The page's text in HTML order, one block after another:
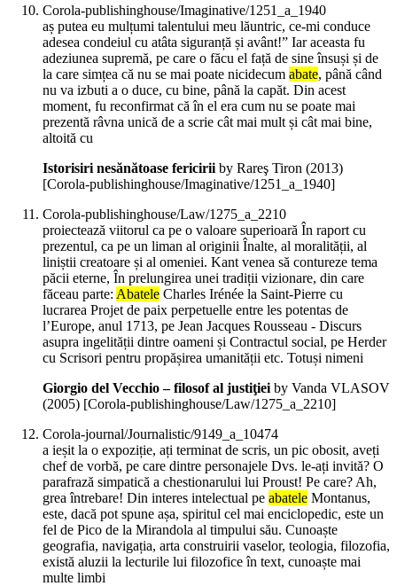
Corola-publishinghouse/Imaginative/1251_a_1940
aș putea eu mulțumi talentului meu lăuntric, ce-mi conduce
adesea condeiul cu atâta siguranță și avânt!” Iar aceasta fu
adeziunea supremă, pe care o făcu el față de sine însuși și de
la care simțea că nu se mai poate nicidecum abate, până când
nu va izbuti a o duce, cu bine, până la capăt. Din acest
moment, fu reconfirmat că în el era cum nu se poate mai
prezentă râvna unică de a scrie cât mai mult și cât mai bine,
altoită cu
Istorisiri nesănătoase fericiriiby Rareş Tiron (2013)
[Corola-publishinghouse/Imaginative/1251_a_1940]
Corola-publishinghouse/Law/1275_a_2210
proiectează viitorul ca pe o valoare superioară În raport cu
prezentul, ca pe un liman al originii Înalte, al moralității, al
liniștii creatoare și al omeniei. Kant venea să contureze tema
păcii eterne, În prelungirea unei tradiții vizionare, din care
făceau parte: Abatele Charles Irénée la Saint-Pierre cu
lucrarea Projet de paix perpetuelle entre les potentas de
l’Europe, anul 1713, pe Jean Jacques Rousseau - Discurs
asupra ingelității dintre oameni și Contractul social, pe Herder
cu Scrisori pentru propășirea umanității etc. Totuși nimeni
Giorgio del Vecchio – filosof al justiţieiby Vanda VLASOV
(2005) [Corola-publishinghouse/Law/1275_a_2210]
Corola-journal/Journalistic/9149_a_10474
a ieșit la o expoziție, ați terminat de scris, un pic obosit, aveți
chef de vorbă, pe care dintre personajele Dvs. le-ați invită? O
parafrază simpatică a chestionarului lui Proust! Pe care? Ah,
grea întrebare! Din interes intelectual pe abatele Montanus,
este, dacă pot spune așa, spiritul cel mai enciclopedic, este un
fel de Pico de la Mirandola al timpului său. Cunoaște
geografia, navigația, arta construirii vaselor, teologia, filozofia,
există aluzii la lecturile lui filozofice în text, cunoaște mai
multe limbi